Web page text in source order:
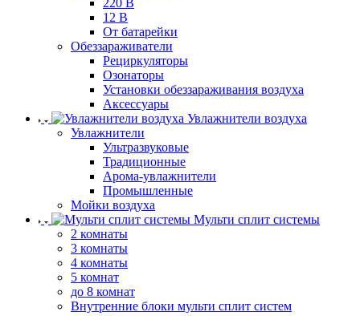
220 В
12 В
От батарейки
Обеззараживатели
Рециркуляторы
Озонаторы
Установки обеззараживания воздуха
Аксессуары
Увлажнители воздуха
Увлажнители
Ультразвуковые
Традиционные
Арома-увлажнители
Промышленные
Мойки воздуха
Мульти сплит системы
2 комнаты
3 комнаты
4 комнаты
5 комнат
до 8 комнат
Внутренние блоки мульти сплит систем